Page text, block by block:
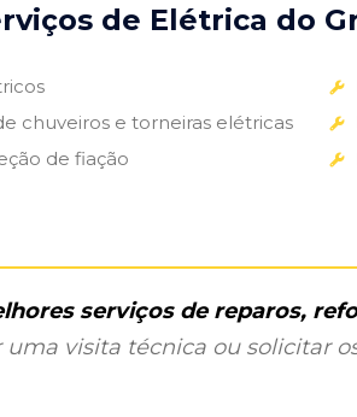
de Elétrica do
chuveiros e torneiras elétricas
de fiação
serviços de reparos,
visita técnica ou solicitar